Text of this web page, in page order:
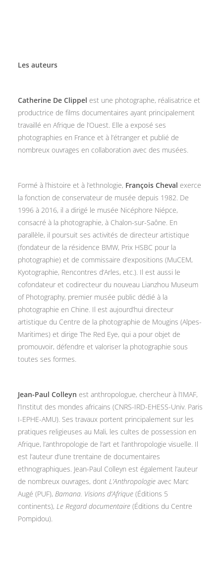
Les auteurs
Catherine De Clippel est une photographe, réalisatrice et
productrice de films documentaires ayant principalement
travaillé en Afrique de l’Ouest. Elle a exposé ses
photographies en France et à l’étranger et publié de
nombreux ouvrages en collaboration avec des musées.
Formé à l’histoire et à l’ethnologie, François Cheval exerce
la fonction de conservateur de musée depuis 1982. De
1996 à 2016, il a dirigé le musée Nicéphore Niépce,
consacré à la photographie, à Chalon-sur-Saône. En
parallèle, il poursuit ses activités de directeur artistique
(fondateur de la résidence BMW, Prix HSBC pour la
photographie) et de commissaire d’expositions (MuCEM,
Kyotographie, Rencontres d’Arles, etc.). Il est aussi le
cofondateur et codirecteur du nouveau Lianzhou Museum
of Photography, premier musée public dédié à la
photographie en Chine. Il est aujourd’hui directeur
artistique du Centre de la photographie de Mougins (Alpes-
Maritimes) et dirige The Red Eye, qui a pour objet de
promouvoir, défendre et valoriser la photographie sous
toutes ses formes.
Jean-Paul Colleyn est anthropologue, chercheur à l’IMAF,
l’Institut des mondes africains (CNRS-IRD-EHESS-Univ. Paris
I-EPHE-AMU). Ses travaux portent principalement sur les
pratiques religieuses au Mali, les cultes de possession en
Afrique, l’anthropologie de l’art et l’anthropologie visuelle. Il
est l’auteur d’une trentaine de documentaires
ethnographiques. Jean-Paul Colleyn est également l’auteur
de nombreux ouvrages, dont L’Anthropologie avec Marc
Augé (PUF), Bamana. Visions d’Afrique (Éditions 5
continents), Le Regard documentaire (Éditions du Centre
Pompidou).